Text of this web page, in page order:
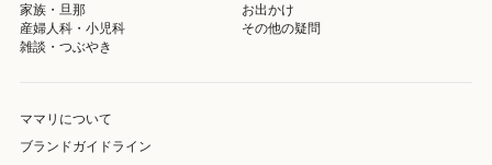
家族・旦那
お出かけ
産婦人科・小児科
その他の疑問
雑談・つぶやき
ママリについて
ブランドガイドライン